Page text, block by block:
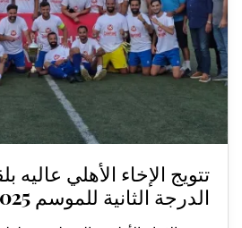
تتويج الإخاء الأهلي
الدرجة الثانية للموسم 2025-2026